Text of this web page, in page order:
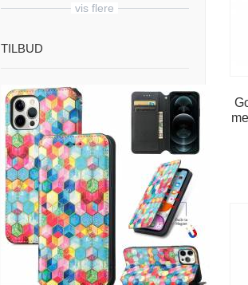
vis flere
TILBUD